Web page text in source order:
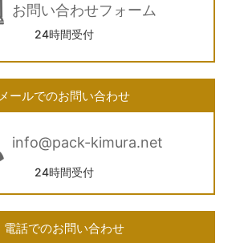
お問い合わせフォーム
24時間受付
メールでのお問い合わせ
info@pack-kimura.net
24時間受付
電話でのお問い合わせ